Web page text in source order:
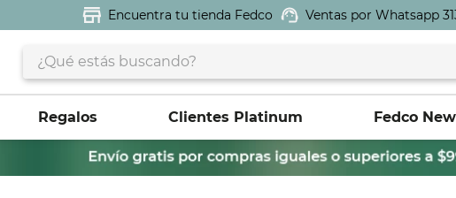
Encuentra tu tienda Fedco Ventas por Whatsapp
¿Qué estás buscando?
Regalos Clientes Platinum Fedco New